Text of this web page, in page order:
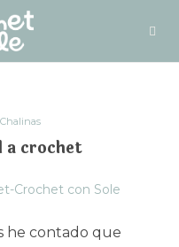
a crochet
he contado que